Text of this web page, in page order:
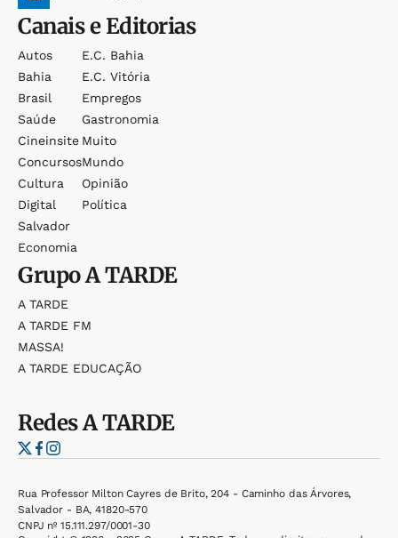
Canais e Editorias
Autos
Bahia
Brasil
Saúde
Cineinsite
Concursos
Cultura
Digital
Salvador
Economia
E.c. Bahia
E.c. Vitória
Empregos
Gastronomia
Muito
Mundo
Opinião
Política
GrupoA TARDE
A TARDE
A TARDE FM
MASSA!
A TARDE EDUCAÇÃO
RedesA TARDE
Rua Professor Milton Cayres de Brito, 204 - Caminho das Árvores,
Salvador - BA, 41820-570
CNPJ nº 15.111.297/0001-30